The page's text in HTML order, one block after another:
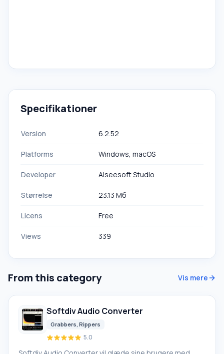
Specifikationer
Version 6.2.52
Platforms Windows, macOS
Developer Aiseesoft Studio
Størrelse 23.13 Мб
Licens Free
Views 339
From this category Vis mere
Softdiv Audio Converter
Grabbers, Rippers
5.0